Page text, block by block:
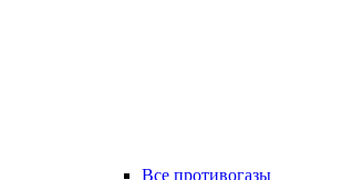
Все противогазы